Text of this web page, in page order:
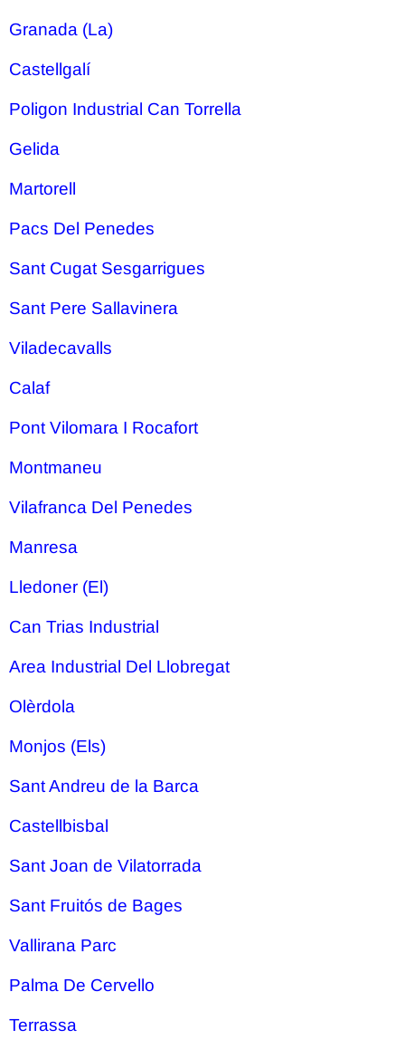
Granada (La)
Castellgalí
Poligon Industrial Can Torrella
Gelida
Martorell
Pacs Del Penedes
Sant Cugat Sesgarrigues
Sant Pere Sallavinera
Viladecavalls
Calaf
Pont Vilomara I Rocafort
Montmaneu
Vilafranca Del Penedes
Manresa
Lledoner (El)
Can Trias Industrial
Area Industrial Del Llobregat
Olèrdola
Monjos (Els)
Sant Andreu de la Barca
Castellbisbal
Sant Joan de Vilatorrada
Sant Fruitós de Bages
Vallirana Parc
Palma De Cervello
Terrassa